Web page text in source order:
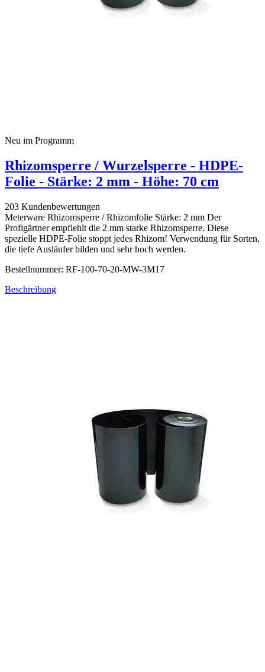
Neu im Programm
Rhizomsperre / Wurzelsperre - HDPE-
Folie - Stärke: 2 mm - Höhe: 70 cm
203 Kundenbewertungen
Meterware Rhizomsperre / Rhizomfolie Stärke: 2 mm Der
Profigärtner empfiehlt die 2 mm starke Rhizomsperre. Diese
spezielle HDPE-Folie stoppt jedes Rhizom! Verwendung für Sorten,
die tiefe Ausläufer bilden und sehr hoch werden.
Bestellnummer: RF-100-70-20-MW-3M17
Beschreibung